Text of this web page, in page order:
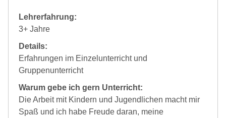
Lehrerfahrung:
3+ Jahre
Details:
Erfahrungen im Einzelunterricht und
Gruppenunterricht
Warum gebe ich gern Unterricht:
Die Arbeit mit Kindern und Jugendlichen macht mir
Spaß und ich habe Freude daran, meine